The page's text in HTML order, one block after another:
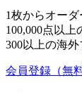
1枚からオー
100,000点以
300以上の海
会員登録 （無